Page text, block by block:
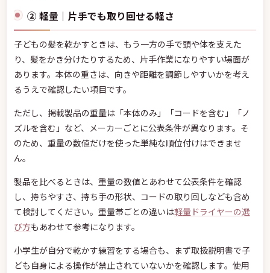
② 軽量｜片手でも取り回せる軽さ
子どもの髪を乾かすときは、もう一方の手で頭や体を支えた
り、髪をかき分けたりするため、片手作業になりやすい場面が
あります。本体の重さは、向きや距離を調節しやすいかを考え
るうえで確認したい項目です。
ただし、掲載製品の重量は「本体のみ」「コードを含む」「ノ
ズルを含む」など、メーカーごとに公表条件が異なります。そ
のため、重量の数値だけを使った単純な順位付けはできませ
ん。
製品を比べるときは、重量の数値とあわせて公表条件を確認
し、持ちやすさ、持ち手の形状、コードの取り回しなども含め
て検討してください。重量帯ごとの違いは軽量ドライヤーの選
び方もあわせて参考になります。
小学生が自分で乾かす練習をする場合も、まず取扱説明書で子
ども自身による操作が禁止されていないかを確認します。使用